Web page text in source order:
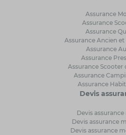
Assurance
Assurance
Assurance
Assurance Ancien
Assurance
Assurance
Assurance Scooter
Assurance
Assurance
Devis
Devis
Devis assurance
Devis assurance